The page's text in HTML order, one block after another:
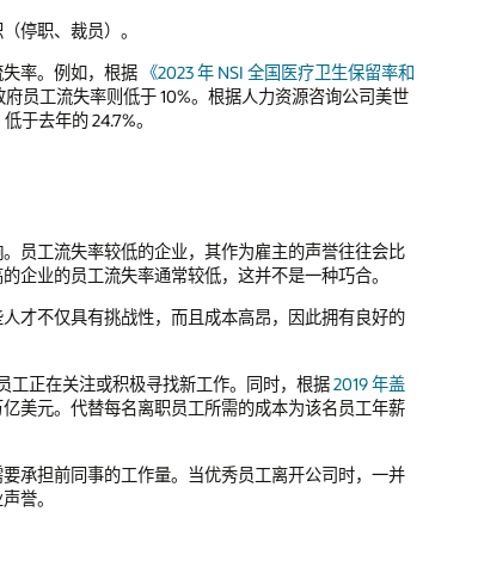
停职、裁员）。
率。例如，根据 《2023 年 NSI 全国医疗卫生保留率和
员工流失率则低于 10%。根据人力资源咨询公司美世
于去年的 24.7%。
员工流失率较低的企业，其作为雇主的声誉往往会比
企业的员工流失率通常较低，这并不是一种巧合。
才不仅具有挑战性，而且成本高昂，因此拥有良好的
工正在关注或积极寻找新工作。同时，根据2019 年盖
美元。代替每名离职员工所需的成本为该名员工年薪
承担前同事的工作量。当优秀员工离开公司时，一并
誉。